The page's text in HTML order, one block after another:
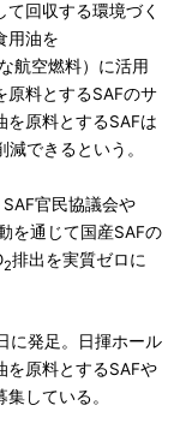
回収する環境づく
用油を
航空燃料）に活用
原料とするSAFのサ
を原料とするSAFは
できるという。
官民協議会や
を通じて国産SAFの
2排出を実質ゼロに
に発足。日揮ホール
を原料とするSAFや
している。